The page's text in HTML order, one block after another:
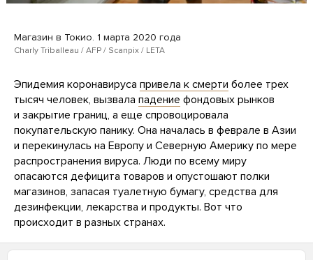
Магазин в Токио. 1 марта 2020 года
Charly Triballeau / AFP / Scanpix / LETA
Эпидемия коронавируса привела к смерти более трех
тысяч человек, вызвала падение фондовых рынков
и закрытие границ, а еще спровоцировала
покупательскую панику. Она началась в феврале в Азии
и перекинулась на Европу и Северную Америку по мере
распространения вируса. Люди по всему миру
опасаются дефицита товаров и опустошают полки
магазинов, запасая туалетную бумагу, средства для
дезинфекции, лекарства и продукты. Вот что
происходит в разных странах.